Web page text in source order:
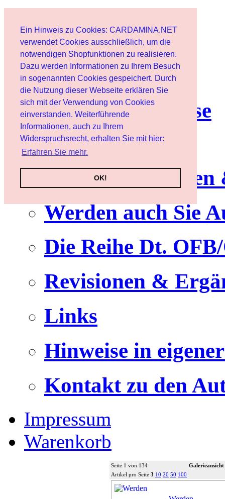
Ein Hinweis zu Cookies: CARDAMINA.NET
verwendet Cookies ausschließlich, um die
notwendigen Shopfunktionen zu realisieren.
Dazu werden Informationen zu Ihrem Besuch
in sogenannten Cookies gespeichert. Durch
die Nutzung dieser Webseite erklären Sie
sich mit der Verwendung von Cookies
einverstanden. Weiterführende
Informationen, auch zu Ihrem
Widerspruchsrecht, erhalten Sie mit hier:
Erfahren Sie mehr.
OK!
Benutzer
Newsletter
Nutzungshinweise
Service
Werden auch Sie
Die Reihe Dt.
Revisionen &
Links
Hinweise in
Kontakt zu den
Impressum
Warenkorb
Seite 1 von 134
Galerieansicht
Artikel pro Seite 3 10 20 50 100